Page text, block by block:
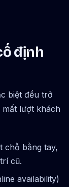
định
biệt đều trở
lượt khách
chỗ bằng tay,
cũ.
availability)